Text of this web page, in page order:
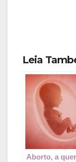
Leia
Aborto, a